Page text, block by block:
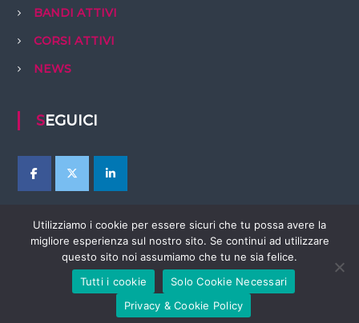
BANDI ATTIVI
CORSI ATTIVI
NEWS
SEGUICI
Copyright © 2026EBTer AbruzzoTutti i diritti riservati. Tema:
ThemeGrill. Powered by WordPress
Utilizziamo i cookie per essere sicuri che tu possa avere la
migliore esperienza sul nostro sito. Se continui ad utilizzare
questo sito noi assumiamo che tu ne sia felice.
Tutti i cookie
Solo Cookie Necessari
Privacy & Cookie Policy